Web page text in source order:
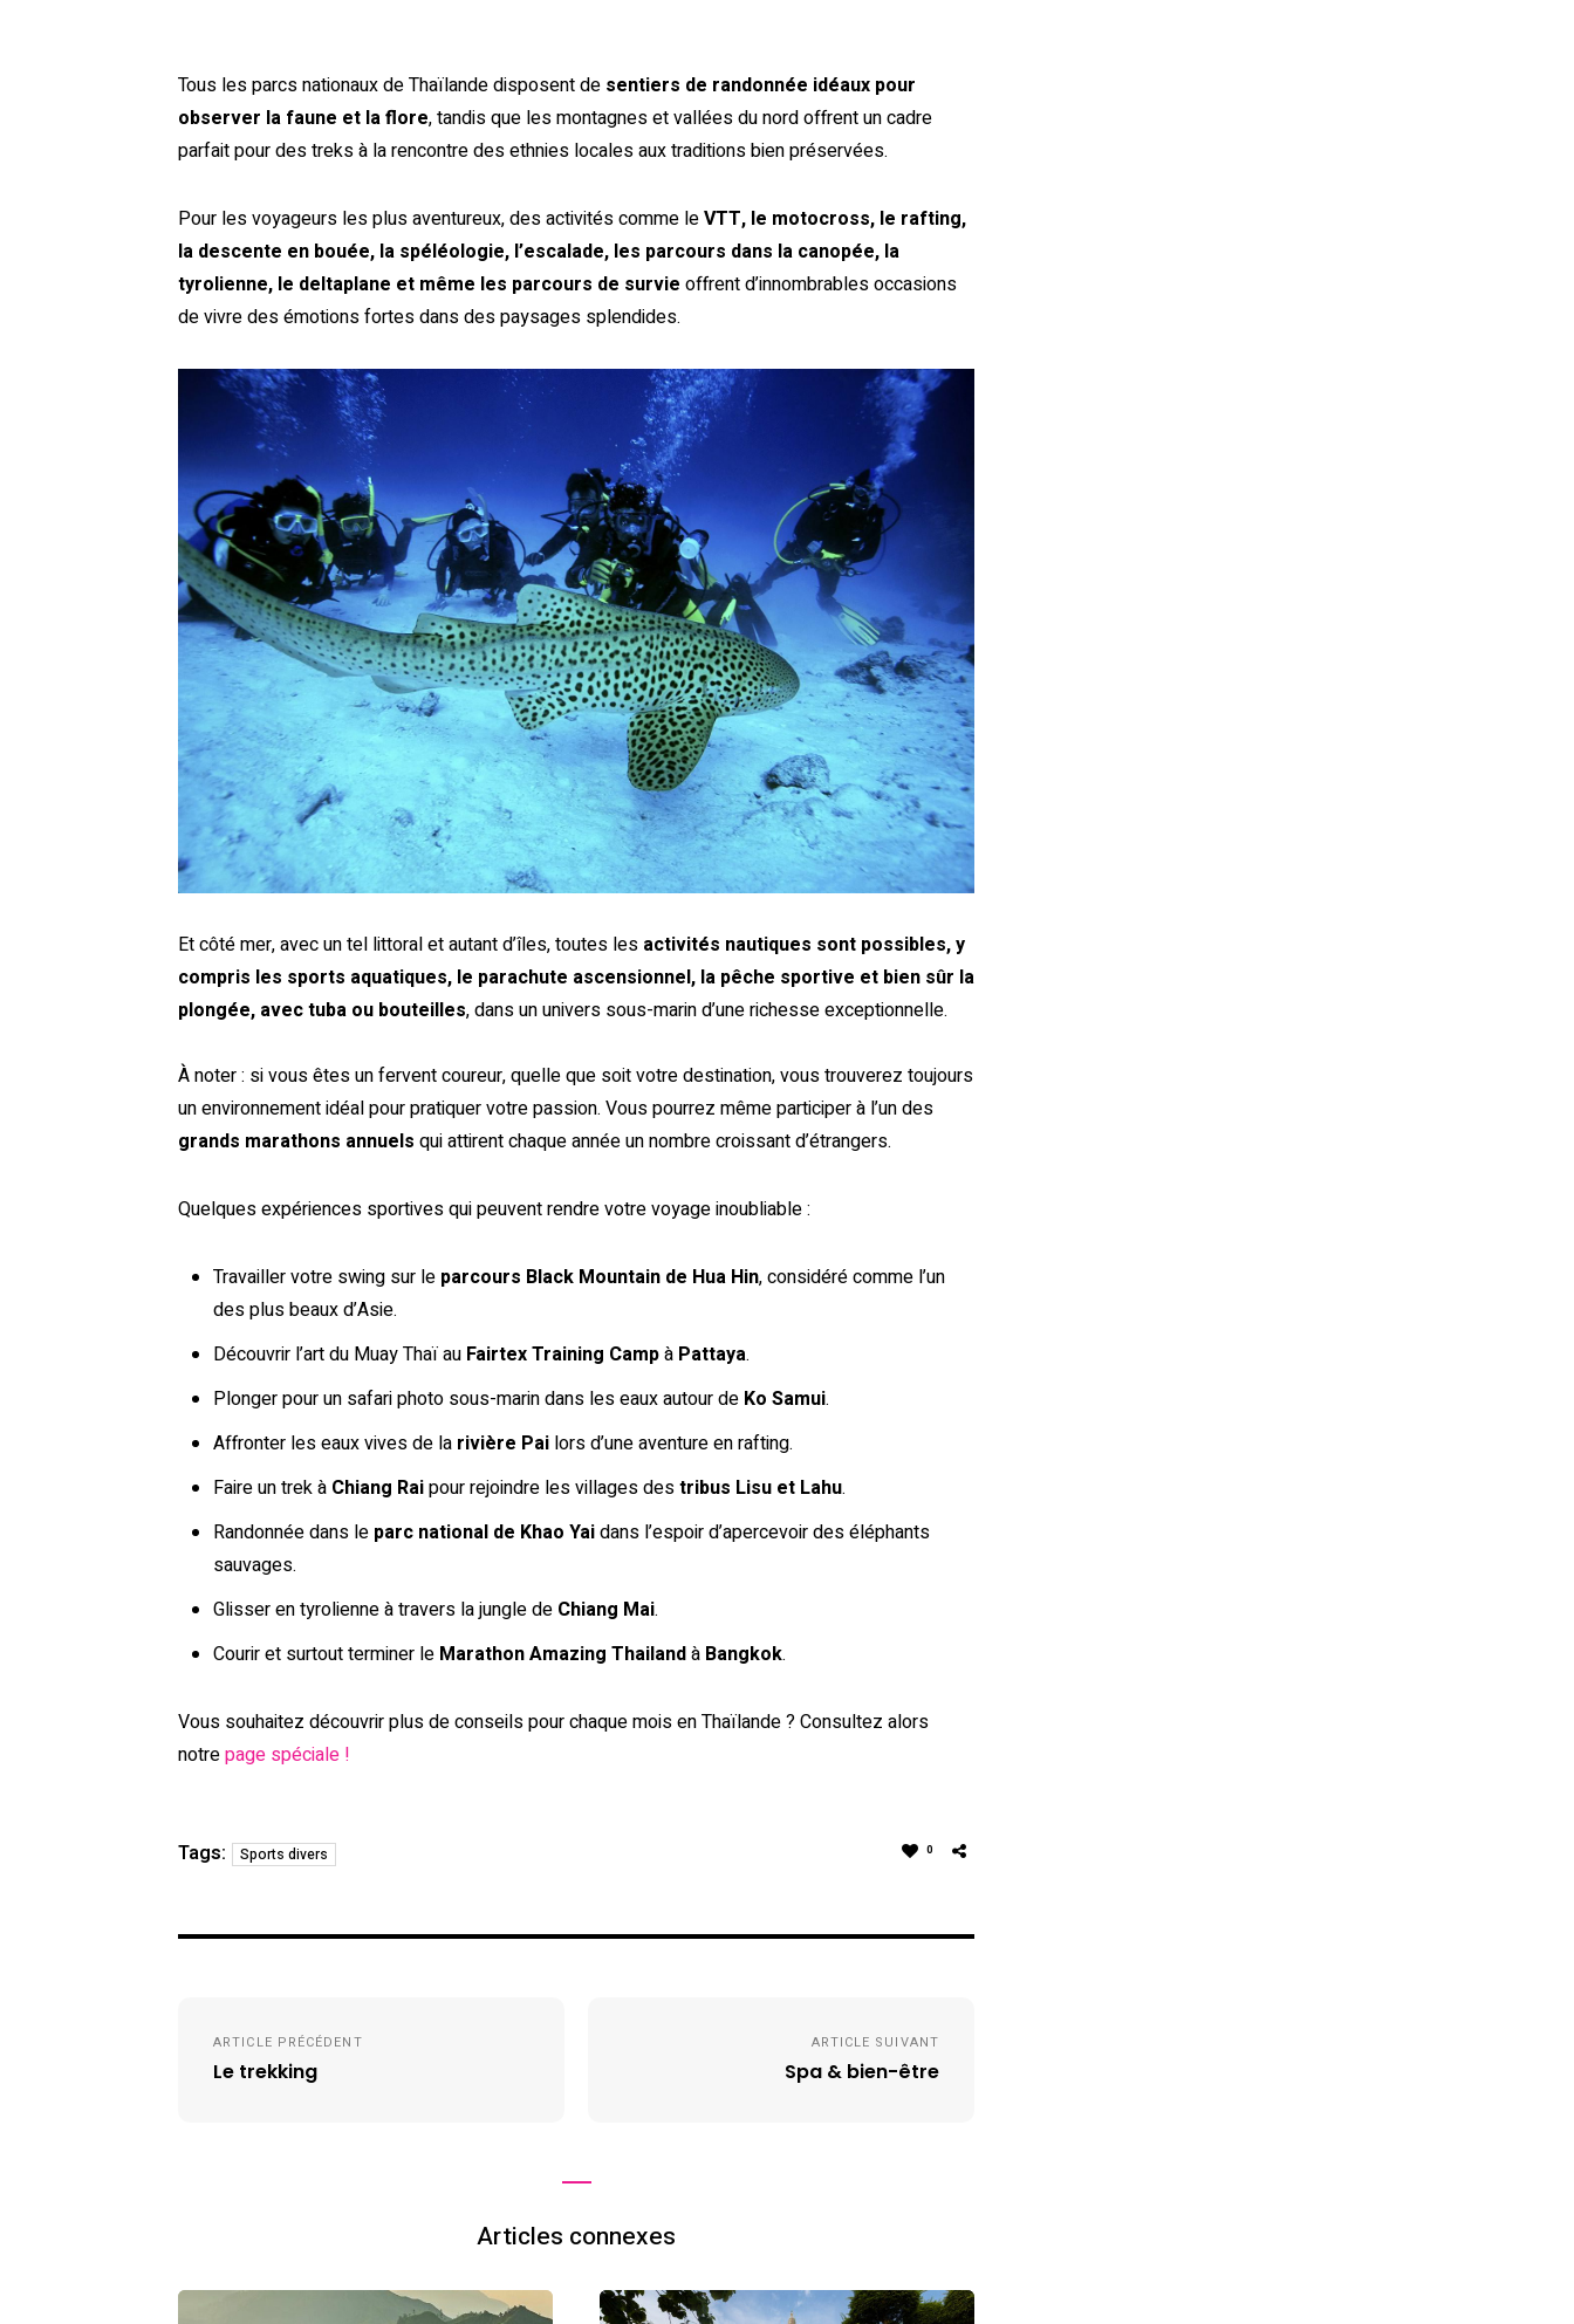
Tous les parcs nationaux de Thaïlande disposent de sentiers de randonnée idéaux pour
observer la faune et la flore, tandis que les montagnes et vallées du nord offrent un cadre
parfait pour des treks à la rencontre des ethnies locales aux traditions bien préservées.
Pour les voyageurs les plus aventureux, des activités comme leVTT, le motocross, le rafting,
la descente en bouée, la spéléologie, l’escalade, les parcours dans la canopée, la
tyrolienne, le deltaplane et même les parcours de survie offrent d’innombrables occasions
de vivre des émotions fortes dans des paysages splendides.
Et côté mer, avec un tel littoral et autant d’îles, toutes les activités nautiques sont possibles, y
compris les sports aquatiques, le parachute ascensionnel, la pêche sportive et bien sûr la
plongée, avec tuba ou bouteilles, dans un univers sous-marin d’une richesse exceptionnelle.
À noter : si vous êtes un fervent coureur, quelle que soit votre destination, vous trouverez toujours
un environnement idéal pour pratiquer votre passion. Vous pourrez même participer à l’un des
grands marathons annuels qui attirent chaque année un nombre croissant d’étrangers.
Quelques expériences sportives qui peuvent rendre votre voyage inoubliable :
Travailler votre swing sur le parcours Black Mountain de Hua Hin, considéré comme l’un
des plus beaux d’Asie.
Découvrir l’art du Muay Thaï au Fairtex Training Campà Pattaya.
Plonger pour un safari photo sous-marin dans les eaux autour de Ko Samui.
Affronter les eaux vives de la rivière Pai lors d’une aventure en rafting.
Faire un trek à Chiang Raipour rejoindre les villages destribus Lisu et Lahu.
Randonnée dans le parc national de Khao Yaidans l’espoir d’apercevoir des éléphants
sauvages.
Glisser en tyrolienne à travers la jungle de Chiang Mai.
Courir et surtout terminer le Marathon Amazing Thailandà Bangkok.
Vous souhaitez découvrir plus de conseils pour chaque mois en Thaïlande ? Consultez alors
notrepage spéciale !
Tags: Sports divers 0
ARTICLE PRÉCÉDENT
Le trekking
ARTICLE SUIVANT
Spa & bien-être
Articles connexes
Ne manquez rien de nouveau